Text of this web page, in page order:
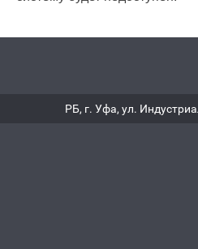
РБ, г. Уфа, ул.